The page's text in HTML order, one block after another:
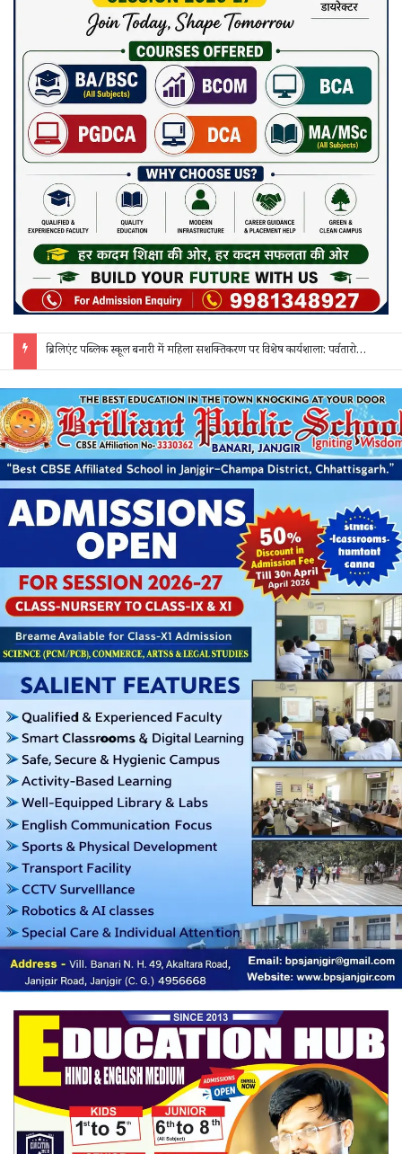
ब्रिलिएंट पब्लिक स्कूल बनारी में महिला सशक्तिकरण पर विशेष कार्यशाला: पर्वतारोही समीरा खान ने छात्राओं को दी आत्मनिर्भरता की सीख